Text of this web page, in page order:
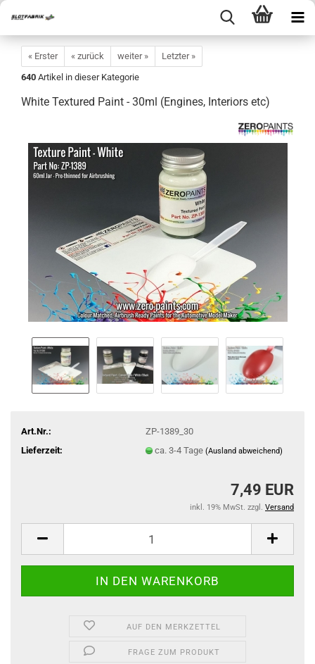
« Erster « zurück weiter »
Letzter »
640 Artikel in dieser Kategorie
White Textured Paint - 30ml (Engines, Interiors etc)
Art.Nr.:
ZP-1389_30
Lieferzeit:
ca. 3-4 Tage (Ausland abweichend)
7,49 EUR
inkl. 19% MwSt. zzgl. Versand
AUF DEN MERKZETTEL
FRAGE ZUM PRODUKT